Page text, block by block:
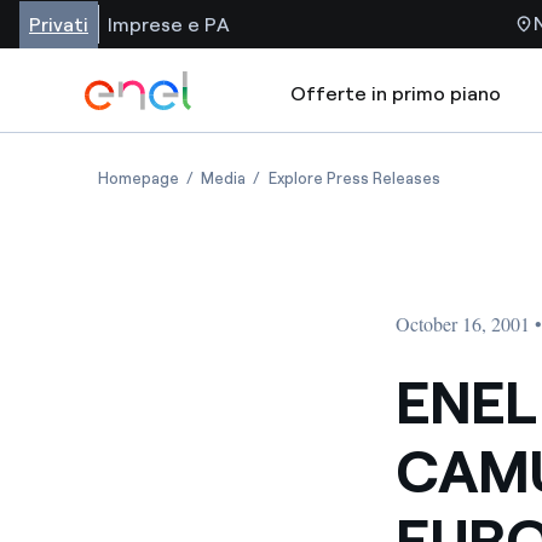
Privati Imprese e PA
Offerte in primo piano
Homepage Media Explore Press Releases
October 16, 2001